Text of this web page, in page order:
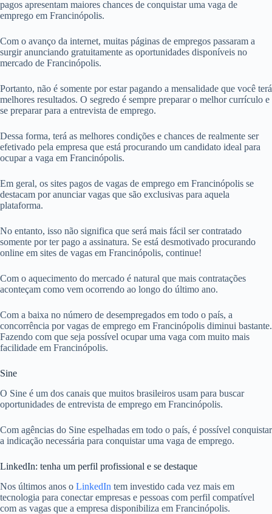
pagos apresentam maiores chances de conquistar uma vaga de
emprego em Francinópolis.
Com o avanço da internet, muitas páginas de empregos passaram a
surgir anunciando gratuitamente as oportunidades disponíveis no
mercado de Francinópolis.
Portanto, não é somente por estar pagando a mensalidade que você terá
melhores resultados. O segredo é sempre preparar o melhor currículo e
se preparar para a entrevista de emprego.
Dessa forma, terá as melhores condições e chances de realmente ser
efetivado pela empresa que está procurando um candidato ideal para
ocupar a vaga em Francinópolis.
Em geral, os sites pagos de vagas de emprego em Francinópolis se
destacam por anunciar vagas que são exclusivas para aquela
plataforma.
No entanto, isso não significa que será mais fácil ser contratado
somente por ter pago a assinatura. Se está desmotivado procurando
online em sites de vagas em Francinópolis, continue!
Com o aquecimento do mercado é natural que mais contratações
aconteçam como vem ocorrendo ao longo do último ano.
Com a baixa no número de desempregados em todo o país, a
concorrência por vagas de emprego em Francinópolis diminui bastante.
Fazendo com que seja possível ocupar uma vaga com muito mais
facilidade em Francinópolis.
Sine
O Sine é um dos canais que muitos brasileiros usam para buscar
oportunidades de entrevista de emprego em Francinópolis.
Com agências do Sine espelhadas em todo o país, é possível conquistar
a indicação necessária para conquistar uma vaga de emprego.
LinkedIn: tenha um perfil profissional e se destaque
Nos últimos anos o LinkedIn tem investido cada vez mais em
tecnologia para conectar empresas e pessoas com perfil compatível
com as vagas que a empresa disponibiliza em Francinópolis.